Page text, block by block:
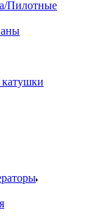
Пилотные